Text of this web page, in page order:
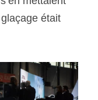
était